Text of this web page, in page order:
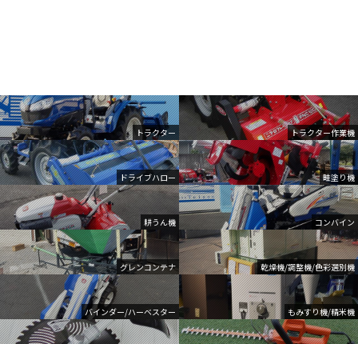
トラクター トラクター作業機
ドライブハロー 畦塗り機
耕うん機 コンバイン
グレンコンテナ 乾燥機/調整機/色彩選別機
バインダー/ハーベスター もみすり機/精米機